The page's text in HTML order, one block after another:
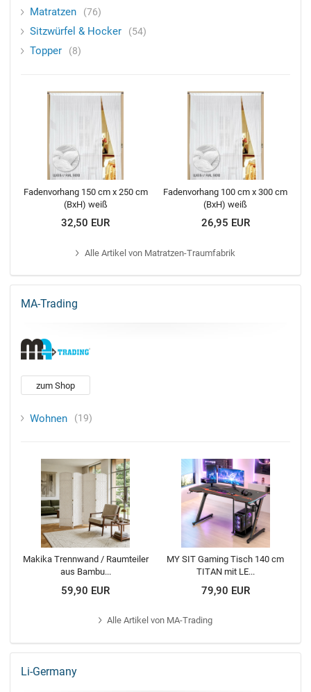
Matratzen 76
Sitzwürfel & Hocker 54
Topper 8
Fadenvorhang 150 cm x 250 cm
(BxH) weiß
32,50 EUR
Fadenvorhang 100 cm x 300 cm
(BxH) weiß
26,95 EUR
Alle Artikel von Matratzen-Traumfabrik
MA-Trading
zum Shop
Wohnen 19
Makika Trennwand / Raumteiler
aus Bambu...
59,90 EUR
MY SIT Gaming Tisch 140 cm
TITAN mit LE...
79,90 EUR
AlleArtikel von MA-Trading
Li-Germany